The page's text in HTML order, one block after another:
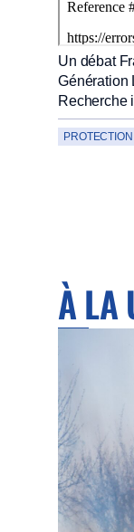
Un débat
Génération
Recherche
À LA